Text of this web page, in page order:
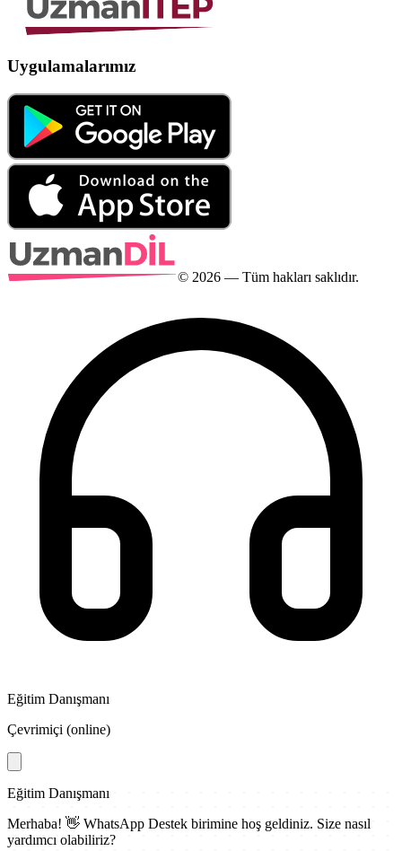
Uygulamalarımız
© 2026 — Tüm hakları saklıdır.
Eğitim Danışmanı
Çevrimiçi (online)
Eğitim Danışmanı
Merhaba! 👋 WhatsApp Destek birimine hoş geldiniz. Size nasıl
yardımcı olabiliriz?